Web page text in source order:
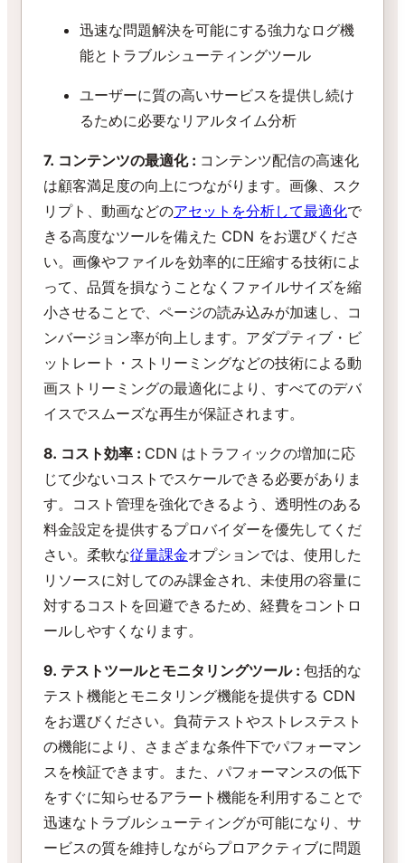
迅速な問題解決を可能にする強力なログ機
能とトラブルシューティングツール
ユーザーに質の高いサービスを提供し続け
るために必要なリアルタイム分析
7. コンテンツの最適化 : コンテンツ配信の高速化
は顧客満足度の向上につながります。画像、スク
リプト、動画などのアセットを分析して最適化で
きる高度なツールを備えた CDN をお選びくださ
い。画像やファイルを効率的に圧縮する技術によ
って、品質を損なうことなくファイルサイズを縮
小させることで、ページの読み込みが加速し、コ
ンバージョン率が向上します。アダプティブ・ビ
ットレート・ストリーミングなどの技術による動
画ストリーミングの最適化により、すべてのデバ
イスでスムーズな再生が保証されます。
8. コスト効率 : CDN はトラフィックの増加に応
じて少ないコストでスケールできる必要がありま
す。コスト管理を強化できるよう、透明性のある
料金設定を提供するプロバイダーを優先してくだ
さい。柔軟な従量課金オプションでは、使用した
リソースに対してのみ課金され、未使用の容量に
対するコストを回避できるため、経費をコントロ
ールしやすくなります。
9. テストツールとモニタリングツール : 包括的な
テスト機能とモニタリング機能を提供する CDN
をお選びください。負荷テストやストレステスト
の機能により、さまざまな条件下でパフォーマン
スを検証できます。また、パフォーマンスの低下
をすぐに知らせるアラート機能を利用することで
迅速なトラブルシューティングが可能になり、サ
ービスの質を維持しながらプロアクティブに問題